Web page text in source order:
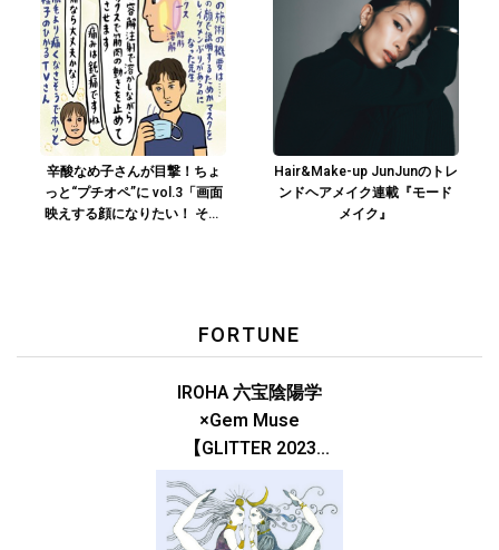
辛酸なめ子さんが目撃！ちょ
っと“プチオペ”に vol.3「画面
映えする顔になりたい！ そん
Hair&Make-up JunJunのトレ
ンドヘアメイク連載『モード
メイク』
FORTUNE
IROHA 六宝陰陽学
×Gem Muse
【GLITTER 2023
SUMMER issue】